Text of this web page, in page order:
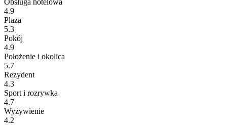
4.9
Plaża
5.3
Pokój
4.9
Położenie i okolica
5.7
Rezydent
4.3
Sport i rozrywka
4.7
Wyżywienie
4.2